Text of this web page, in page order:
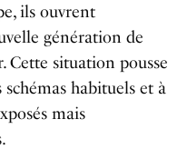
ils ouvrent
génération de
Cette situation pousse
habituels et à
mais